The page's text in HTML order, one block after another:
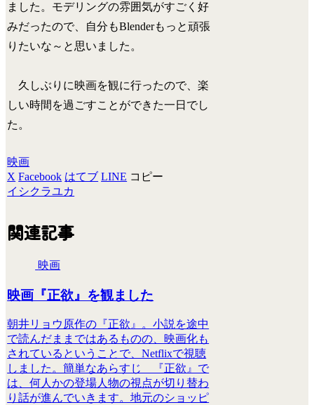
ました。モデリングの雰囲気がすごく好
みだったので、自分もBlenderもっと頑張
りたいな～と思いました。
久しぶりに映画を観に行ったので、楽
しい時間を過ごすことができた一日でし
た。
映画
X Facebook はてブ LINE コピー
イシクラユカ
関連記事
映画
映画『正欲』を観ました
朝井リョウ原作の『正欲』。小説を途中
で読んだままではあるものの、映画化も
されているということで、Netflixで視聴
しました。簡単なあらすじ 『正欲』で
は、何人かの登場人物の視点が切り替わ
り話が進んでいきます。地元のショッピ